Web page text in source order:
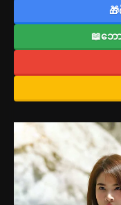
📖ဘ